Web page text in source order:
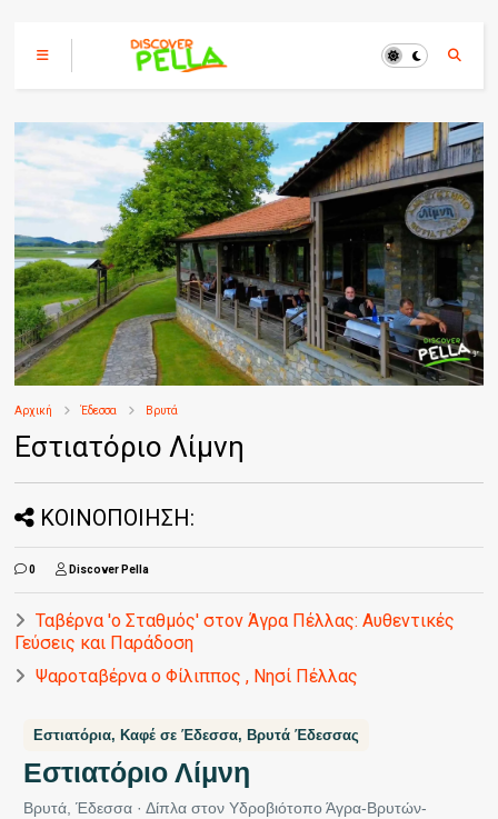
Αρχική Έδεσσα Βρυτά
Εστιατόριο Λίμνη
ΚΟΙΝΟΠΟΙΗΣΗ:
0 Discover Pella
Ταβέρνα 'ο Σταθμός' στον Άγρα Πέλλας: Αυθεντικές
Γεύσεις και Παράδοση
Ψαροταβέρνα ο Φίλιππος , Νησί Πέλλας
Εστιατόρια, Καφέ σε Έδεσσα, Βρυτά Έδεσσας
Εστιατόριο Λίμνη
Βρυτά, Έδεσσα · Δίπλα στον Υδροβιότοπο Άγρα-Βρυτών-